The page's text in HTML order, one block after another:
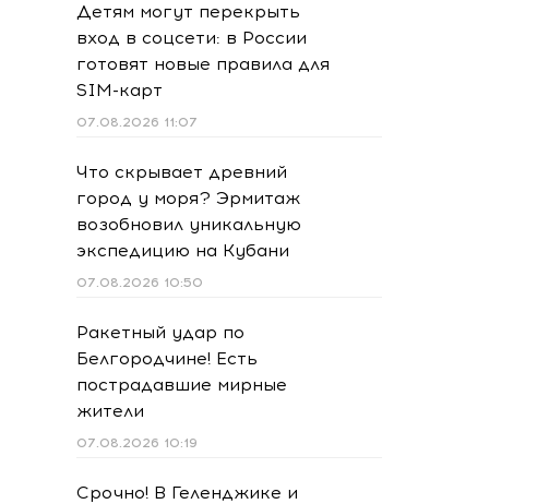
Детям могут перекрыть
вход в соцсети: в России
готовят новые правила для
SIM-карт
07.08.2026 11:07
Что скрывает древний
город у моря? Эрмитаж
возобновил уникальную
экспедицию на Кубани
07.08.2026 10:50
Ракетный удар по
Белгородчине! Есть
пострадавшие мирные
жители
07.08.2026 10:19
Срочно! В Геленджике и